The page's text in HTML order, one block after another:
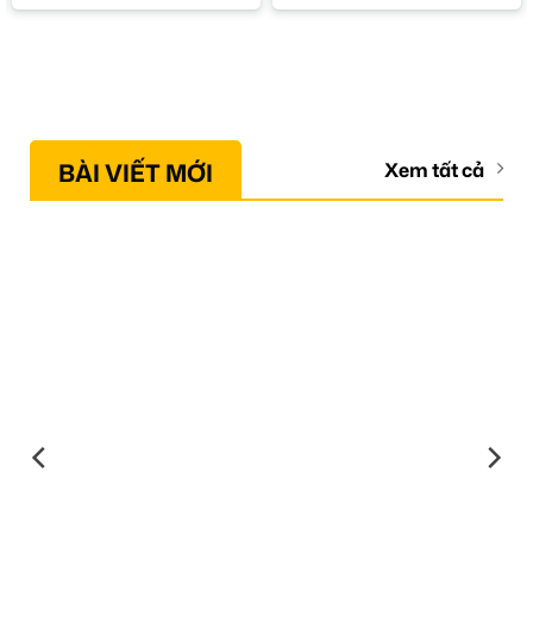
BÀI VIẾT MỚI Xem tất cả